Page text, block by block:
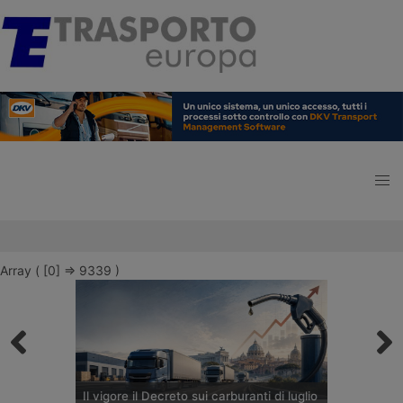
Array ( [0] => 9339 )
Il vigore il Decreto sui carburanti di luglio